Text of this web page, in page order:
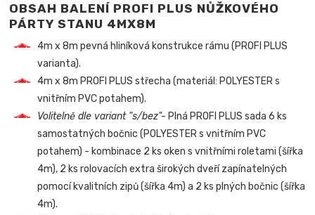
OBSAH BALENÍ PROFI PLUS NŮŽKOVÉHO
PÁRTY STANU 4MX8M
4m x 8m pevná hliníková konstrukce rámu (PROFI PLUS
varianta).
4m x 8m PROFI PLUS střecha (materiál: POLYESTER s
vnitřním PVC potahem).
Volitelně dle variant "s/bez"- Plná PROFI PLUS sada 6 ks
samostatných bočnic (POLYESTER s vnitřním PVC
potahem) - kombinace 2 ks oken s vnitřními roletami (šířka
4m), 2 ks rolovacích extra širokých dveří zapínatelných
pomocí kvalitních zipů (šířka 4m) a 2 ks plných bočnic (šířka
4m).